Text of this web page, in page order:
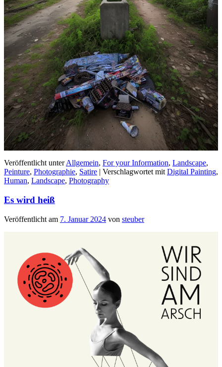
Veröffentlicht unterAllgemein, For your Information, Landscape,
Peinture, Photographie, Satire | Verschlagwortet mit Digital Painting,
Human, Landscape, Photography
Es wird heiß
Veröffentlicht am 7. Januar 2024 von steuber